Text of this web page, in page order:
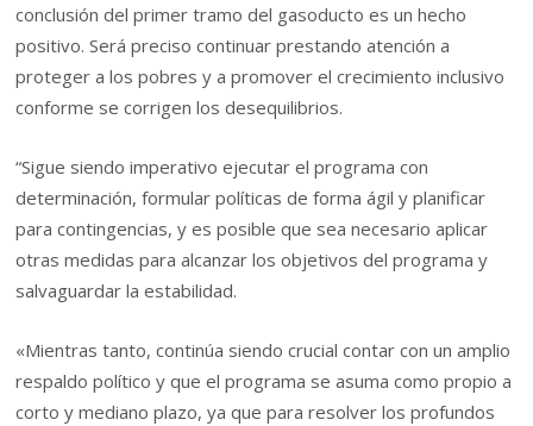
conclusión del primer tramo del gasoducto es un hecho
positivo. Será preciso continuar prestando atención a
proteger a los pobres y a promover el crecimiento inclusivo
conforme se corrigen los desequilibrios.
“Sigue siendo imperativo ejecutar el programa con
determinación, formular políticas de forma ágil y planificar
para contingencias, y es posible que sea necesario aplicar
otras medidas para alcanzar los objetivos del programa y
salvaguardar la estabilidad.
«Mientras tanto, continúa siendo crucial contar con un amplio
respaldo político y que el programa se asuma como propio a
corto y mediano plazo, ya que para resolver los profundos